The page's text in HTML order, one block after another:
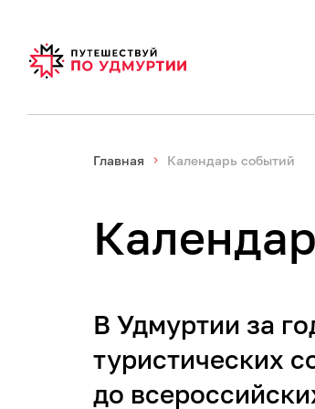
Главная Календарь событий
В Удмуртии за
туристических
до